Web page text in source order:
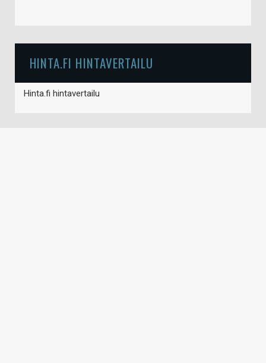
HINTA.FI HINTAVERTAILU
Hinta.fi hintavertailu